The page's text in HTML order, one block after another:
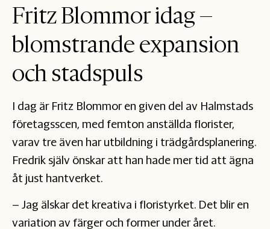
Fritz Blommor idag –
blomstrande expansion
och stadspuls
I dag är Fritz Blommor en given del av Halmstads
företagsscen, med femton anställda florister,
varav tre även har utbildning i trädgårdsplanering.
Fredrik själv önskar att han hade mer tid att ägna
åt just hantverket.
– Jag älskar det kreativa i floristyrket. Det blir en
variation av färger och former under året.